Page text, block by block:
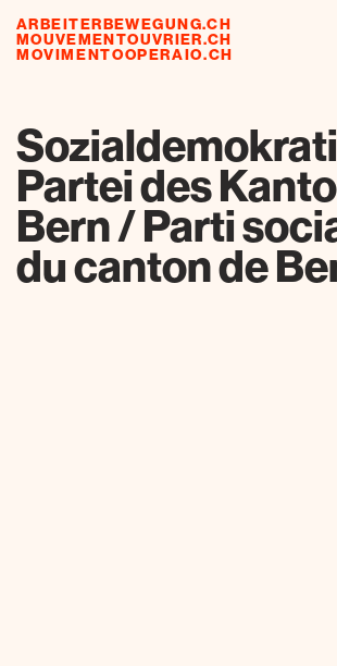
ARBEITERBEWEGUNG.CH
MOUVEMENTOUVRIER.CH
MOVIMENTOOPERAIO.CH
ressourcen
Partei des
Bern / Parti
du canton de